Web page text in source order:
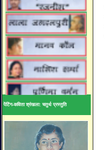
पेंटिंग-कविता श्रंखला: चतुर्थ प्रस्तुति